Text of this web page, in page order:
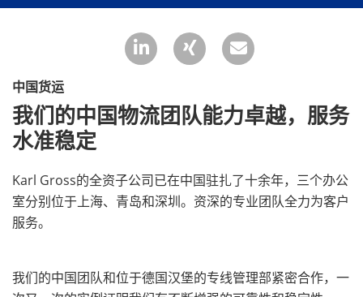
中国货运
我们的中国物流团队能力卓越，服务
水准稳定
Karl Gross的全资子公司已在中国驻扎了十余年，三个办公
室分别位于上海、青岛和深圳。资深的专业团队全力为客户
服务。
我们的中国团队和位于德国汉堡的专线管理部紧密合作，一